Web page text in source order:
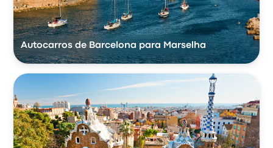
Autocarros de Barcelona para Marselha